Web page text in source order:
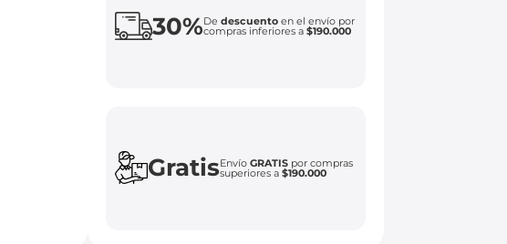
30%De descuentoen el envío por
compras inferiores a $190.000
GratisEnvío GRATISpor compras
superiores a $190.000